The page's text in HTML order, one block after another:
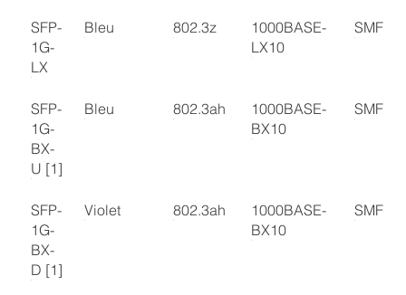
SFP-
1G-
LX
Bleu 802.3z
1000BASE-
LX10
SMF
SFP-
1G-
BX-
U [1]
Bleu 802.3ah
1000BASE-
BX10
SMF
SFP-
1G-
BX-
D [1]
Violet 802.3ah
1000BASE-
BX10
SMF